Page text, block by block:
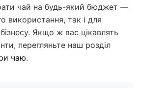
чай на будь-який бюджет —
використання, так і для
Якщо ж вас цікавлять
перегляньте наш розділ
чаю.